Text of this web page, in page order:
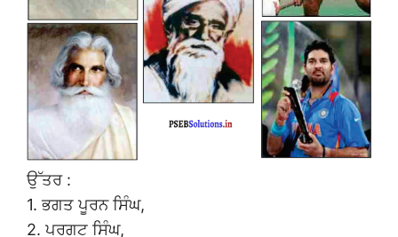
ਉੱਤਰ :
1. ਭਗਤ ਪੂਰਨ ਸਿੰਘ,
2. ਪਰਗਟ ਸਿੰਘ,